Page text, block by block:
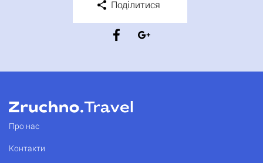
Поділитися
Про нас
Контакти